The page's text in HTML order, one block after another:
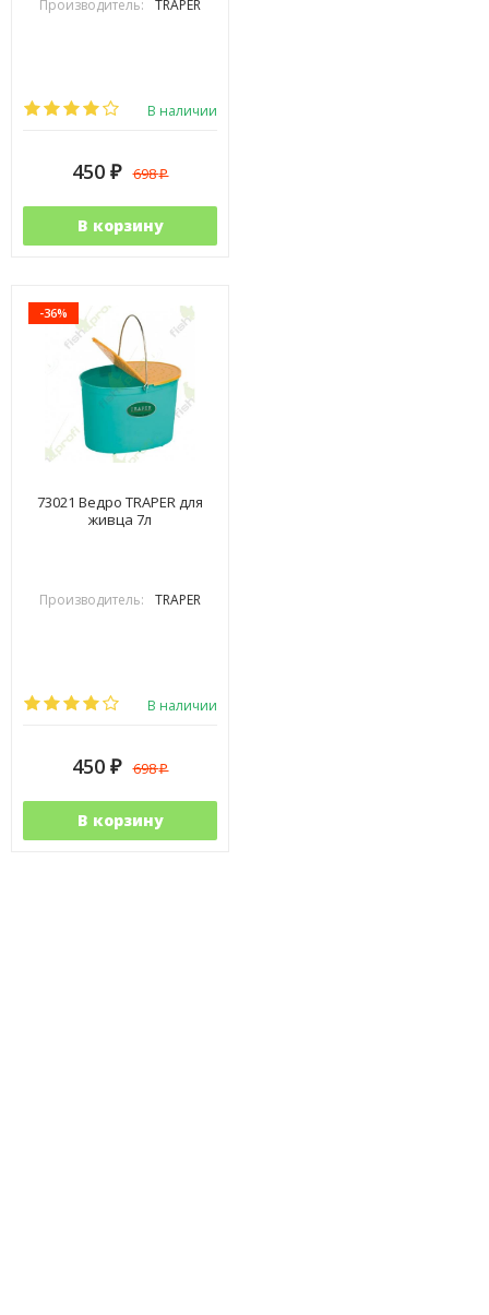
Производитель: TRAPER
В наличии
450 ₽ 698₽
В корзину
-36%
73021 Ведро TRAPER для
живца 7л
Производитель: TRAPER
В наличии
450 ₽ 698₽
В корзину